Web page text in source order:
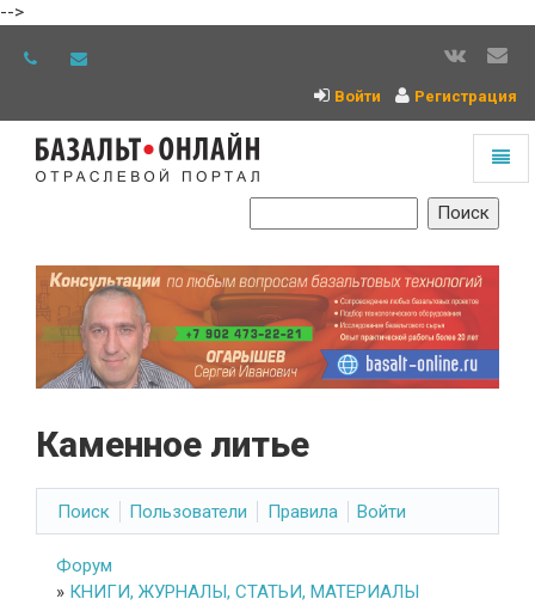
-->
Войти Регистрация
Каменное литье
Поиск Пользователи Правила Войти
Форум
» КНИГИ, ЖУРНАЛЫ, СТАТЬИ, МАТЕРИАЛЫ